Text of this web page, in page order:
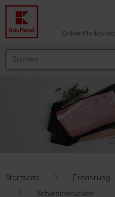
Hauptinhalt
Schwebender Seitenbereich
Online-Marktplatz
Startseite Ernährung
Schweinerücken